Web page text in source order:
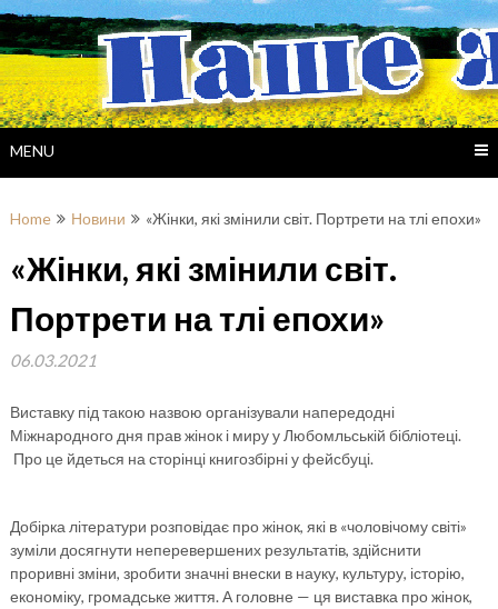
Skip
to
content
MENU
Home Новини «Жінки, які змінили світ. Портрети на тлі епохи»
«Жінки, які змінили світ.
Портрети на тлі епохи»
06.03.2021
Виставку під такою назвою організували напередодні
Міжнародного дня прав жінок і миру у Любомльській бібліотеці.
Про це йдеться на сторінці книгозбірні у фейсбуці.
Добірка літератури розповідає про жінок, які в «чоловічому світі»
зуміли досягнути неперевершених результатів, здійснити
проривні зміни, зробити значні внески в науку, культуру, історію,
економіку, громадське життя. А головне — ця виставка про жінок,